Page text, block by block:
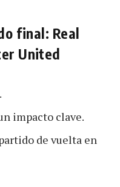
final: Real
United
impacto clave.
de vuelta en